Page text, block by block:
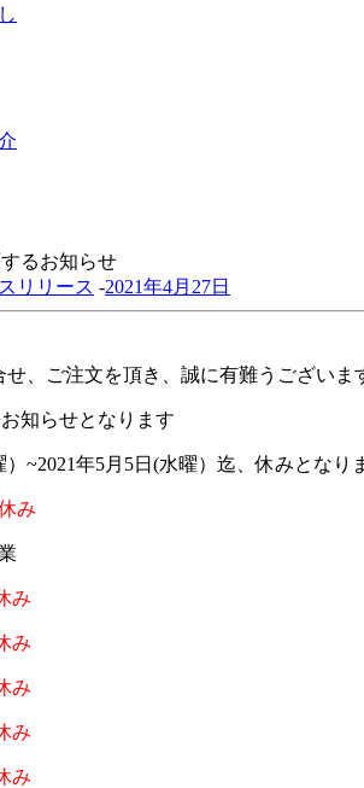
るお知らせ
リリース -2021年4月27日
、ご注文を頂き、誠に有難うございま
知らせとなります
）~2021年5月5日(水曜）迄、休みとなり
み
み
み
み
み
み